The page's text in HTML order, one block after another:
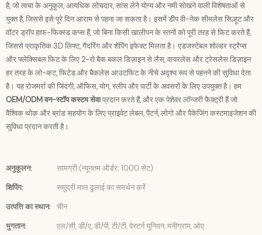
है, जो त्वचा के अनुकूल, अत्यधिक लोचदार, सांस लेने योग्य और नमी सोखने वाली विशेषताओं से
युक्त है, जिससे इसे पूरे दिन आराम से पहना जा सकता है। इसमें डीप वी-नेक सीमलेस सिल्हूट और
वॉटर ड्रॉप हाफ-फिक्स्ड कप्स हैं, जो बिना किसी खालीपन के स्तनों को पूरी तरह से फिट करते हैं,
जिससे प्राकृतिक 3D लिफ्ट, गैदरिंग और शेपिंग इफेक्ट मिलता है। एडजस्टेबल शोल्डर स्ट्रैप्स
और फ्लेक्सिबल फिट के लिए 2-रो बैक बकल डिज़ाइन से लैस, वायरलेस और ट्रेसलेस डिज़ाइन
हर तरह के लो-कट, फिटेड और बैकलेस आउटफिट के नीचे अदृश्य रूप से पहनने की सुविधा देता
है। यह रोजमर्रा की जिंदगी, ऑफिस, योग, स्लीप और पार्टी के अवसरों के लिए उपयुक्त है। हम
OEM/ODM वन-स्टॉप कस्टम सेवाप्रदान करते हैं, और एक पेशेवर लॉन्जरी फैक्ट्री हैं जो
वैश्विक थोक और ब्रांड सहयोग के लिए प्राइवेट लेबल, पैटर्न, लोगो और पैकेजिंग कस्टमाइजेशन की
सुविधा प्रदान करती है।
अनुकूलन:
सामग्री (न्यूनतम ऑर्डर: 1000 सेट)
शिपिंग:
समुद्री माल ढुलाई का समर्थन करें
उत्पत्ति का स्थान: चीन
भुगतान:
एल/सी, डी/ए, डी/पी, टी/टी, वेस्टर्न यूनियन, मनीग्राम, ओए